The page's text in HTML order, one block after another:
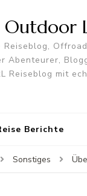
Outdoor
Reiseblog,
Abenteurer,
Reiseblog mit
Berichte
Sonstiges